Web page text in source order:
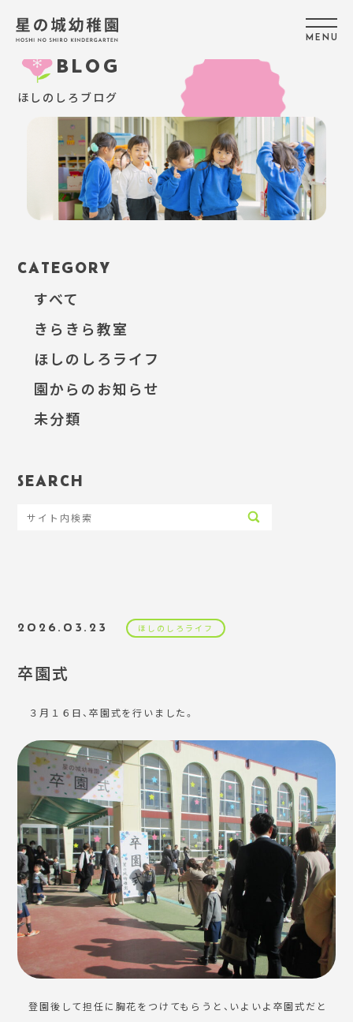
M E N U
BLOG
ほしのしろブログ
CATEGORY
すべて
きらきら教室
ほしのしろライフ
園からのお知らせ
未分類
SEARCH
2026.03.23 ほしのしろライフ
卒園式
３月１６日、卒園式を行いました。
登園後して担任に胸花をつけてもらうと、いよいよ卒園式だと